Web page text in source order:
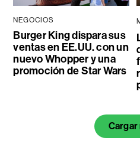
NEGOCIOS
Burger King dispara sus
ventas en EE.UU. con un
nuevo Whopper y una
promoción de Star Wars
Cargar